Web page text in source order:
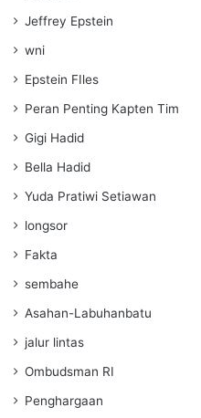
Jeffrey Epstein
wni
Epstein FIles
Peran Penting Kapten Tim
Gigi Hadid
Bella Hadid
Yuda Pratiwi Setiawan
longsor
Fakta
sembahe
Asahan-Labuhanbatu
jalur lintas
Ombudsman RI
Penghargaan